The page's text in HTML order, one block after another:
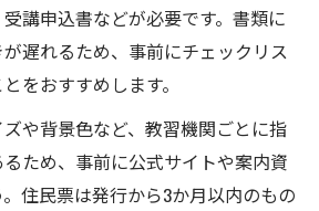
講申込書などが必要です。書類に
遅れるため、事前にチェックリス
をおすすめします。
や背景色など、教習機関ごとに指
ため、事前に公式サイトや案内資
住民票は発行から3か月以内のもの